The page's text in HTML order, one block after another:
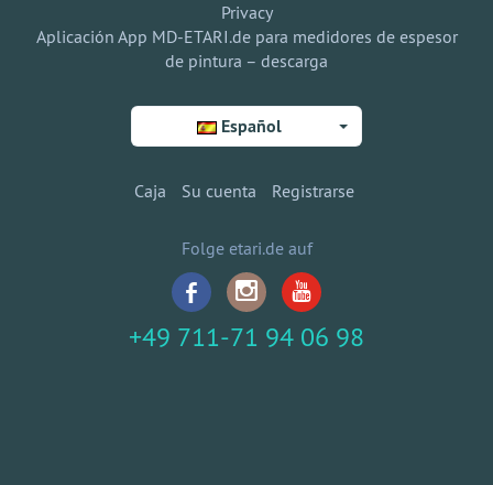
Privacy
Aplicación App MD-ETARI.de para medidores de espesor
de pintura – descarga
Español
Caja Su cuenta Registrarse
Folge etari.de auf
+49 711-71 94 06 98